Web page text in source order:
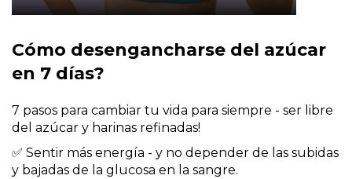
Cómo desengancharse del azúcar
en 7 días?
7 pasos para cambiar tu vida para siempre - ser libre
del azúcar y harinas refinadas!
✅ Sentir más energía - y no depender de las subidas
y bajadas de la glucosa en la sangre.